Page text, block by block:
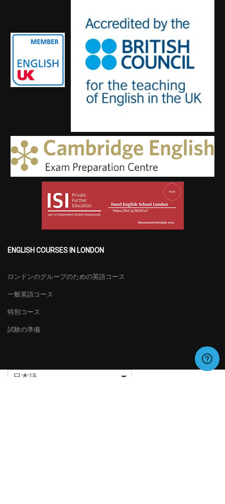
ENGLISH COURSES IN LONDON
ロンドンのグループのための英語コース
一般英語コース
特別コース
試験の準備
日本語